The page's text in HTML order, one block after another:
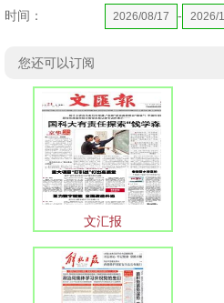
时间： 2026/08/17 - 2026/
您还可以订阅
文汇报